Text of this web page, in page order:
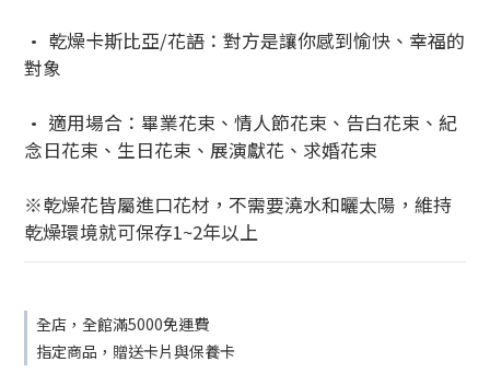
• 乾燥卡斯比亞/花語：對方是讓你感到愉快、幸福的
對象
• 適用場合：畢業花束、情人節花束、告白花束、紀
念日花束、生日花束、展演獻花、求婚花束
※乾燥花皆屬進口花材，不需要澆水和曬太陽，維持
乾燥環境就可保存1~2年以上
全店，全館滿5000免運費
指定商品，贈送卡片與保養卡